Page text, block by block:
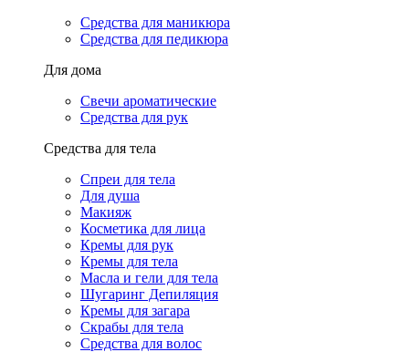
Средства для маникюра
Средства для педикюра
Для дома
Свечи ароматические
Средства для рук
Средства для тела
Спреи для тела
Для душа
Макияж
Косметика для лица
Кремы для рук
Кремы для тела
Масла и гели для тела
Шугаринг Депиляция
Кремы для загара
Скрабы для тела
Средства для волос